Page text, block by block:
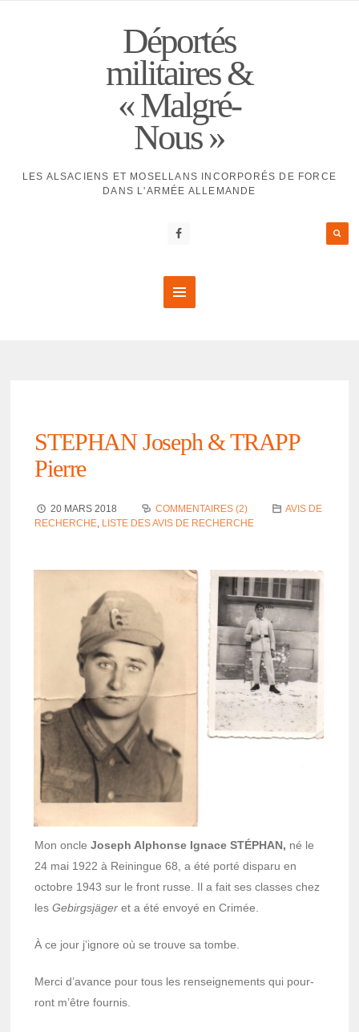
Déportés
militaires &
« Malgré-
Nous »
LES ALSACIENS ET MOSELLANS INCORPORÉS DE FORCE
DANS L'ARMÉE ALLEMANDE
STEPHAN Joseph & TRAPP
Pierre
20 MARS 2018 COMMENTAIRES (2)
AVIS DE
RECHERCHE, LISTE DES AVIS DE RECHERCHE
Mon oncleJoseph Alphonse Ignace STÉPHAN, né le
24 mai 1922 à Reiningue 68, a été porté disparu en
octobre 1943 sur le front russe. Il a fait ses classes chez
lesGebirg­sjä­ger et a été envoyé en Crimée.
À ce jour j’ignore où se trouve sa tombe.
Merci d’avance pour tous les rensei­gne­ments qui pour­
ront m’être four­nis.